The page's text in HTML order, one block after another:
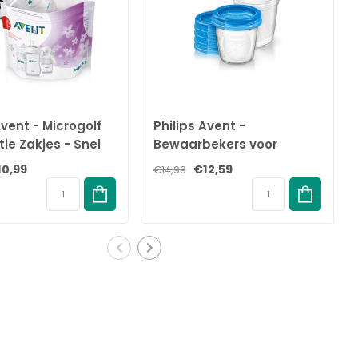
- Microgolf
Zakjes - Snel
- 5 stuks
Philips Avent -
Bewaarbekers voor
moedermelk - 180ml - 5
€14,99 €12,59